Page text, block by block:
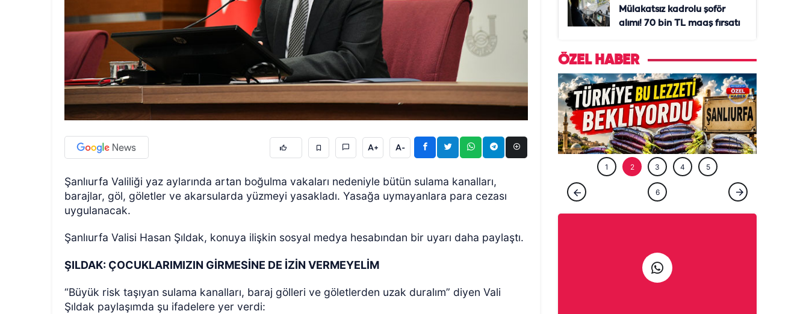
A+ A-
Şanlıurfa Valiliği yaz aylarında artan boğulma vakaları nedeniyle bütün sulama kanalları,
barajlar, göl, göletler ve akarsularda yüzmeyi yasakladı. Yasağa uymayanlara para cezası
uygulanacak.
Şanlıurfa Valisi Hasan Şıldak, konuya ilişkin sosyal medya hesabından bir uyarı daha paylaştı.
ŞILDAK: ÇOCUKLARIMIZIN GİRMESİNE DE İZİN VERMEYELİM
“Büyük risk taşıyan sulama kanalları, baraj gölleri ve göletlerden uzak duralım” diyen Vali
Şıldak paylaşımda şu ifadelere yer verdi:
Mülakatsız kadrolu şoför
alımı! 70 bin TL maaş fırsatı
ÖZEL HABER
ÖZEL HABER ÖZEL HABER
Tarladan patlıcan kebabına uzanan lezzet
1 2 3 4 5
6